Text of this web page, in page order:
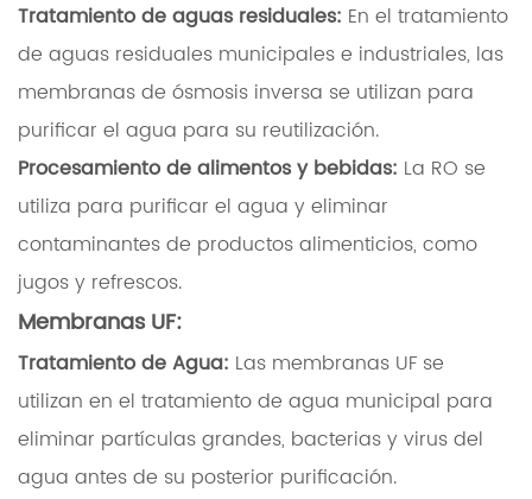
Tratamiento de aguas residuales: En el tratamiento
de aguas residuales municipales e industriales, las
membranas de ósmosis inversa se utilizan para
purificar el agua para su reutilización.
Procesamiento de alimentos y bebidas: La RO se
utiliza para purificar el agua y eliminar
contaminantes de productos alimenticios, como
jugos y refrescos.
Membranas UF:
Tratamiento de Agua: Las membranas UF se
utilizan en el tratamiento de agua municipal para
eliminar partículas grandes, bacterias y virus del
agua antes de su posterior purificación.